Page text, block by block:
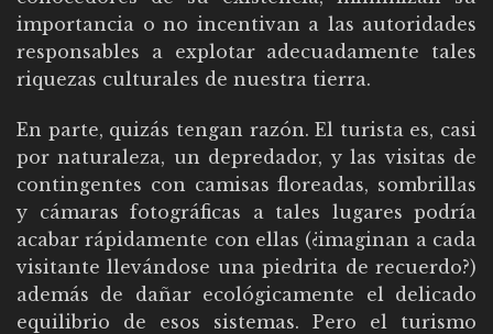
importancia o no incentivan a las autoridades
responsables a explotar adecuadamente tales
riquezas culturales de nuestra tierra.
En parte, quizás tengan razón. El turista es, casi
por naturaleza, un depredador, y las visitas de
contingentes con camisas floreadas, sombrillas
y cámaras fotográficas a tales lugares podría
acabar rápidamente con ellas (¿imaginan a cada
visitante llevándose una piedrita de recuerdo?)
además de dañar ecológicamente el delicado
equilibrio de esos sistemas. Pero el turismo